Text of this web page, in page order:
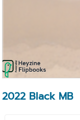
2022 Black MB